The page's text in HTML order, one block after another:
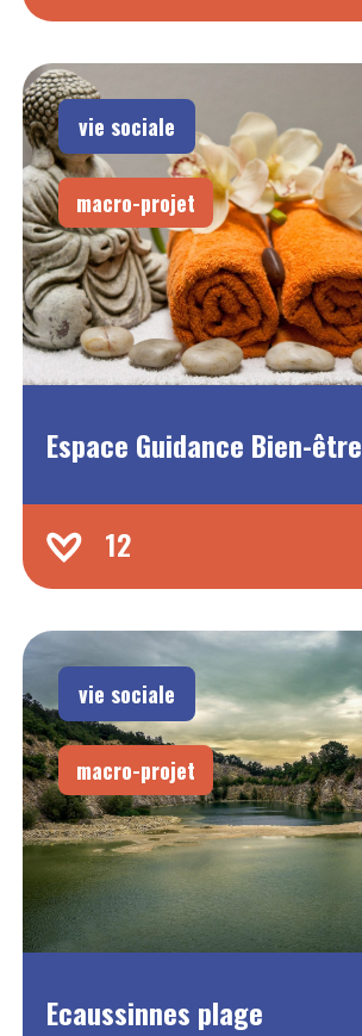
vie sociale
macro-projet
Espace Guidance Bien-être
12
vie sociale
macro-projet
Ecaussinnes plage